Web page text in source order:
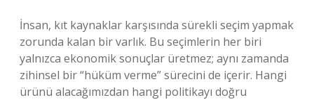
İnsan, kıt kaynaklar karşısında sürekli seçim yapmak
zorunda kalan bir varlık. Bu seçimlerin her biri
yalnızca ekonomik sonuçlar üretmez; aynı zamanda
zihinsel bir “hüküm verme” sürecini de içerir. Hangi
ürünü alacağımızdan hangi politikayı doğru